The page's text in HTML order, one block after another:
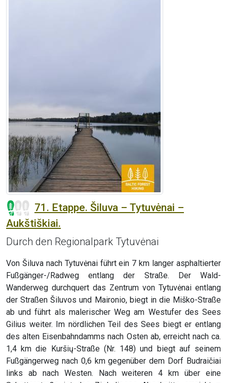
71. Etappe. Šiluva – Tytuvėnai –
Aukštiškiai.
Durch den Regionalpark Tytuvėnai
Von Šiluva nach Tytuvėnai führt ein 7 km langer asphaltierter
Fußgänger-/Radweg entlang der Straße. Der Wald-
Wanderweg durchquert das Zentrum von Tytuvėnai entlang
der Straßen Šiluvos und Maironio, biegt in die Miško-Straße
ab und führt als malerischer Weg am Westufer des Sees
Gilius weiter. Im nördlichen Teil des Sees biegt er entlang
des alten Eisenbahndamms nach Osten ab, erreicht nach ca.
1,4 km die Kuršių-Straße (Nr. 148) und biegt auf seinem
Fußgängerweg nach 0,6 km gegenüber dem Dorf Budraičiai
links ab nach Westen. Nach weiteren 4 km über eine